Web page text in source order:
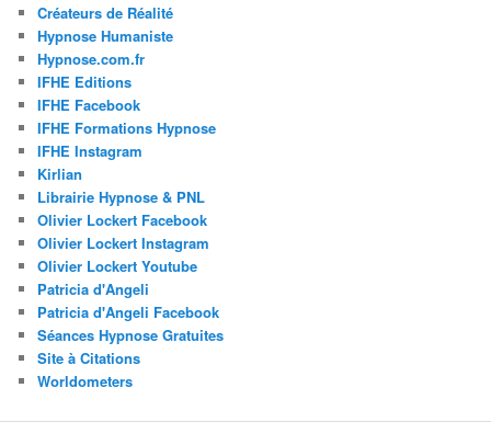
Créateurs de Réalité
Hypnose Humaniste
Hypnose.com.fr
IFHE Editions
IFHE Facebook
IFHE Formations Hypnose
IFHE Instagram
Kirlian
Librairie Hypnose & PNL
Olivier Lockert Facebook
Olivier Lockert Instagram
Olivier Lockert Youtube
Patricia d'Angeli
Patricia d'Angeli Facebook
Séances Hypnose Gratuites
Site à Citations
Worldometers